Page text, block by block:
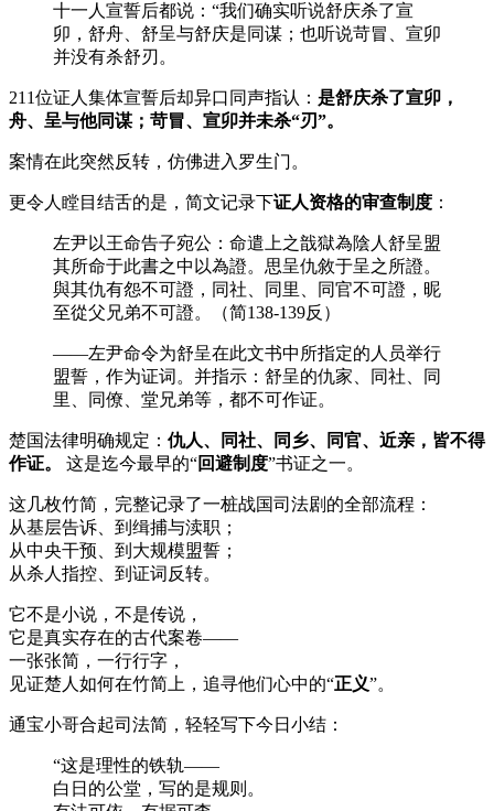
十一人宣誓后都说：“我们确实听说舒庆杀了宣
卯，舒舟、舒呈与舒庆是同谋；也听说苛冒、宣卯
并没有杀舒刃。
211位证人集体宣誓后却异口同声指认： 是舒庆杀了宣卯，
舟、呈与他同谋；苛冒、宣卯并未杀“刃”。
案情在此突然反转，仿佛进入罗生门。
更令人瞠目结舌的是，简文记录下证人资格的审查制度 ：
左尹以王命告子宛公：命遣上之戠獄為陰人舒呈盟
其所命于此書之中以為證。思呈仇敘于呈之所證。
與其仇有怨不可證，同社、同里、同官不可證，昵
至從父兄弟不可證。（简138-139反）
——左尹命令为舒呈在此文书中所指定的人员举行
盟誓，作为证词。并指示：舒呈的仇家、同社、同
里、同僚、堂兄弟等，都不可作证。
楚国法律明确规定： 仇人、同社、同乡、同官、近亲，皆不得
作证。
这是迄今最早的“回避制度”书证之一。
这几枚竹简，完整记录了一桩战国司法剧的全部流程：
从基层告诉、到缉捕与渎职；
从中央干预、到大规模盟誓；
从杀人指控、到证词反转。
它不是小说，不是传说，
它是真实存在的古代案卷——
一张张简，一行行字，
见证楚人如何在竹简上，追寻他们心中的“正义”。
通宝小哥合起司法简，轻轻写下今日小结：
“这是理性的铁轨——
白日的公堂，写的是规则。